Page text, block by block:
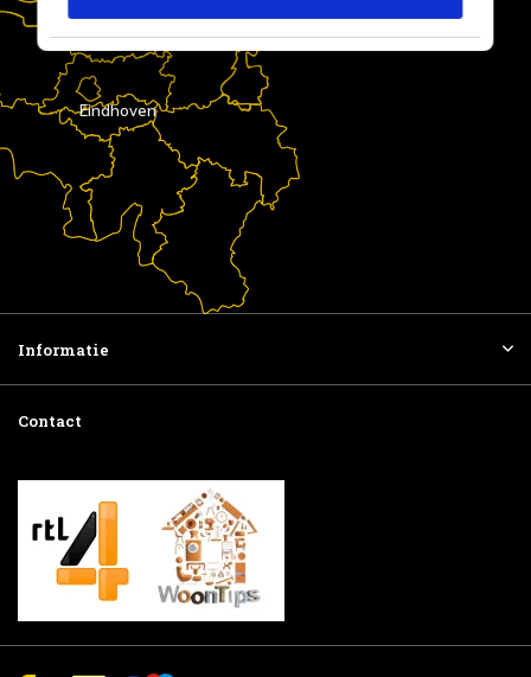
Eindhoven
Informatie
Contact